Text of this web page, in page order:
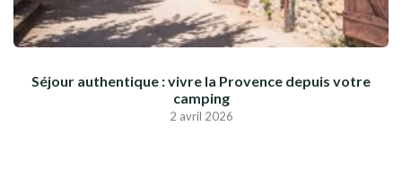
Séjour authentique : vivre la Provence depuis votre
camping
2 avril 2026